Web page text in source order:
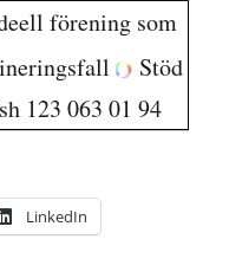
förening som
Stöd
123 063 01 94
LinkedIn